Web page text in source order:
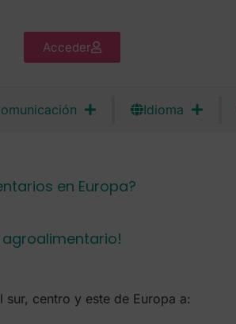
Acceder
Idioma
en Europa?
agroalimentario!
centro y este de Europa a: